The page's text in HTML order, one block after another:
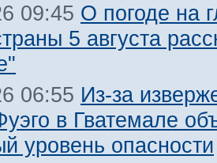
09:45 О погоде на
5 августа
06:55 Из-за
в Гватемале
уровень опасности